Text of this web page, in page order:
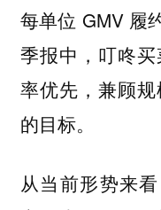
每单位 GMV 履
季报中，叮咚
率优先，兼顾
的目标。
从当前形势来